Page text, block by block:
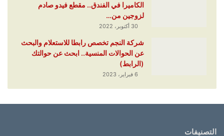
الكاميرا في الفندق.. مقطع فيدو صادم
لزوجين من…
30 أكتوبر، 2022
شركة النجم تخصص رابطا للاستعلام والبحث
عن الحوالات المنسية.. ابحث عن حوالتك
(الرابط)
6 فبراير، 2023
التصنيفات